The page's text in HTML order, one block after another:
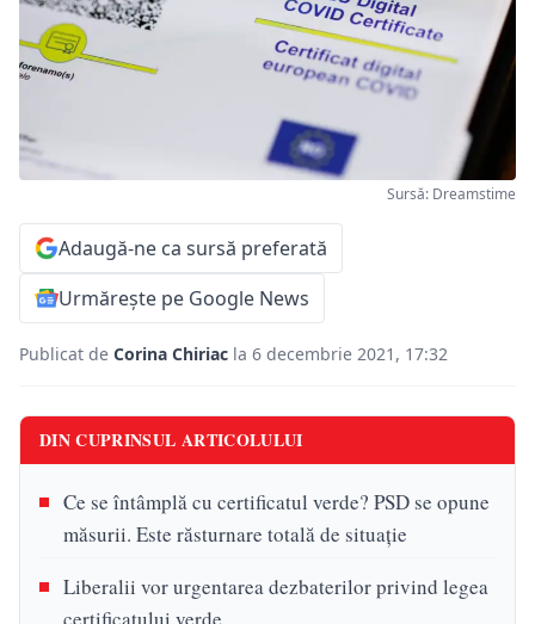
Sursă: Dreamstime
Adaugă-ne ca sursă preferată
Urmărește pe Google News
Publicat de Corina Chiriac la 6 decembrie 2021, 17:32
DIN CUPRINSUL ARTICOLULUI
Ce se întâmplă cu certificatul verde? PSD se opune
măsurii. Este răsturnare totală de situație
Liberalii vor urgentarea dezbaterilor privind legea